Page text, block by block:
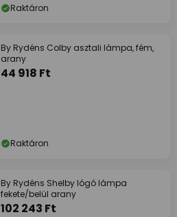
Raktáron
By Rydéns Colby asztali lámpa, fém,
arany
44 918 Ft
Raktáron
By Rydéns Shelby lógó lámpa
fekete/belül arany
102 243 Ft